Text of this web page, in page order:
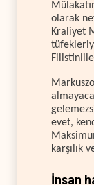
olarak
Kraliyet
evet,
karşılık
İnsan